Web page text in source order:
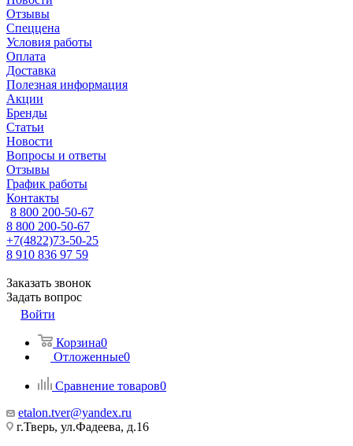
Отзывы
Спеццена
Условия работы
Оплата
Доставка
Полезная информация
Акции
Бренды
Статьи
Новости
Вопросы и ответы
Отзывы
График работы
Контакты
8 800 200-50-67
8 800 200-50-67
+7(4822)73-50-25
8 910 836 97 59
Заказать звонок
Задать вопрос
Войти
Корзина0
Отложенные0
Сравнение товаров0
etalon.tver@yandex.ru
г.Тверь, ул.Фадеева, д.16